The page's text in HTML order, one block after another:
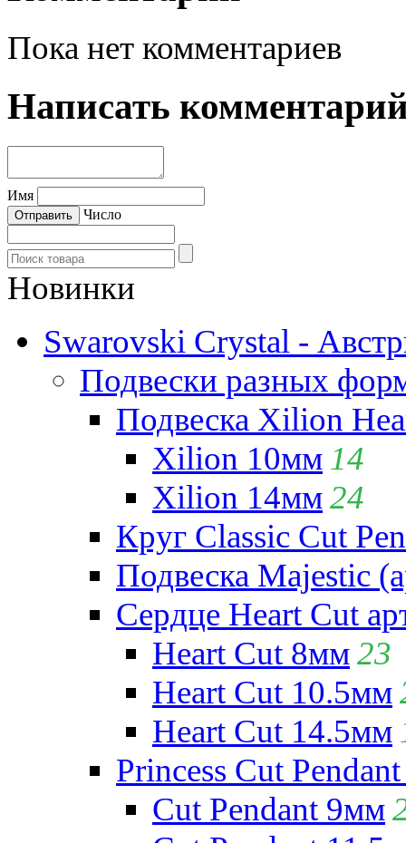
Пока нет комментариев
Написать
Имя
Число
Новинки
Swarovski Crystal -
Подвески разных
Подвеска Xilion
Xilion 10мм 14
Xilion 14мм24
Круг Classic Cut
Подвеска Majestic
Сердце Heart Cut
Heart Cut 8мм23
Heart Cut 10.5мм
Heart Cut 14.5мм
Princess Cut
Cut Pendant 9мм